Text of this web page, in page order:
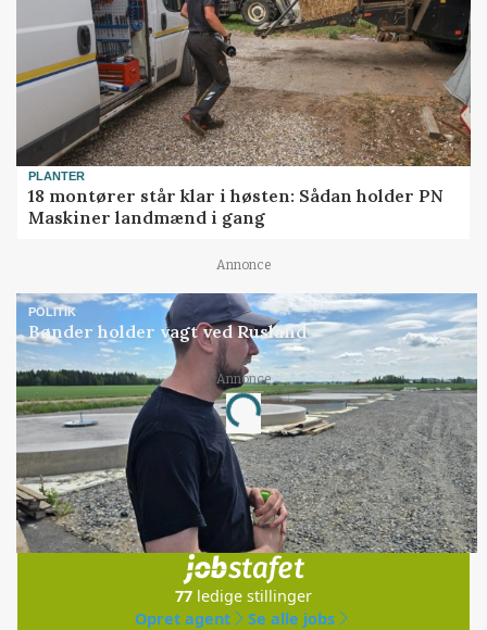
PLANTER
18 montører står klar i høsten: Sådan holder PN
Maskiner landmænd i gang
Annonce
POLITIK
Bønder holder vagt ved Rusland
Annonce
Loading...
Jobs
i samarbejde med
77 ledige stillinger
Opret agent
Se alle jobs